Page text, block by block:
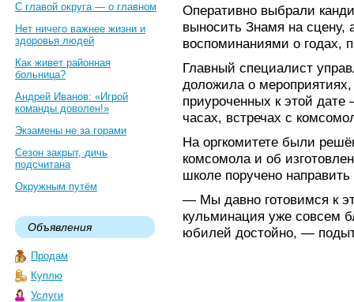
С главой округа — о главном
Нет ничего важнее жизни и
здоровья людей
Как живет районная
больница?
Андрей Иванов: «Игрой
команды доволен!»
Экзамены не за горами
Сезон закрыт, дичь
подсчитана
Окружным путём
Объявления
Продам
Куплю
Услуги
Оперативно выбрали
выносить Знамя на сцену,
воспоминаниями о годах,
Главный специалист
доложила о
приуроченных к этой дате
часах, встречах с
На оргкомитете были
комсомола и об
школе поручено
— Мы давно готовимся к
кульминация уже совсем
юбилей достойно, —